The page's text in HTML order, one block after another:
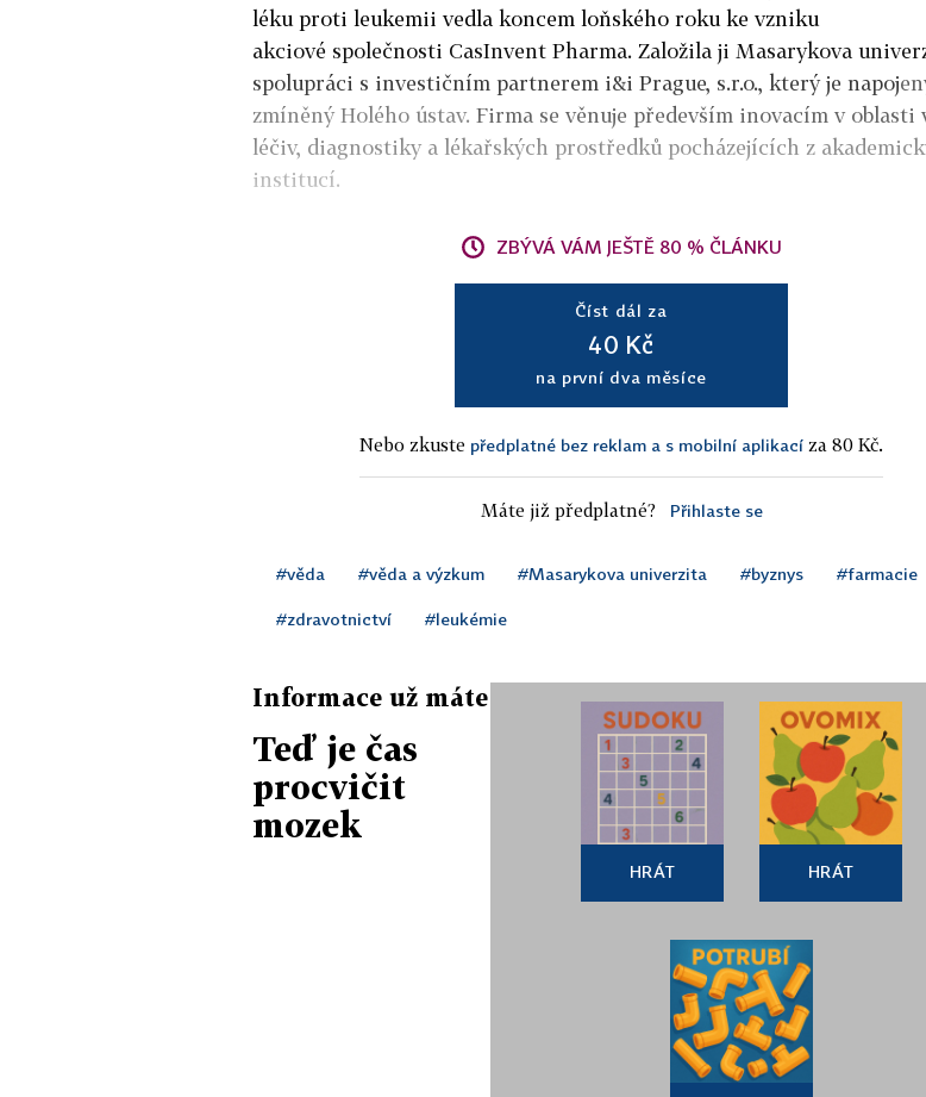
léku proti leukemii vedla koncem loňského roku ke vzniku
akciové společnosti CasInvent Pharma. Založila ji Masarykova
spolupráci s investičním partnerem i&i Prague, s.r.o., který je napoj
zmíněný Holého ústav. Firma se věnuje především inovacím v oblasti
léčiv, diagnostiky a lékařských prostředků pocházejících z
institucí.
ZBÝVÁ VÁM JEŠTĚ 80 % ČLÁNKU
Číst dál za
40 Kč
na první dva měsíce
Nebo zkuste předplatné bez reklam a s mobilní aplikací za 80 Kč.
Máte již předplatné? Přihlaste se
#věda #věda a výzkum #Masarykova univerzita #byznys #farmacie
#zdravotnictví #leukémie
Informace už máte
Teď je čas
procvičit
mozek
HRÁT HRÁT